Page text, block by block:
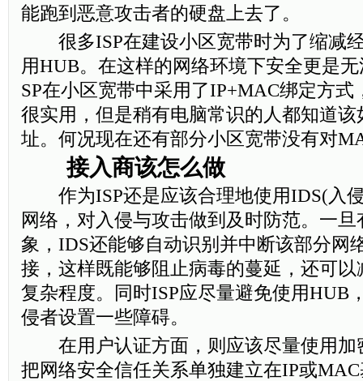
能跑到恶意攻击者的硬盘上去了。
很多ISP在建设小区宽带时为了缩减
用HUB。在这样的网络环境下安全更是
SP在小区宽带中采用了IP+MAC绑定方
很实用，但是稍有电脑常识的人都知道
址。何况现在还有部分小区宽带没有对
接入商该怎么做
作为ISP还是应该合理地使用IDS(入
网络，对入侵与攻击做到及时防范。一
象，IDS还能够自动识别并中断该部分网
接，这样既能够阻止病毒的蔓延，还可
复杂程度。同时ISP应尽量避免使用HUB
侵者设置一些障碍。
在用户认证方面，则应该尽量使用加
把网络安全信任关系单独建立在IP或